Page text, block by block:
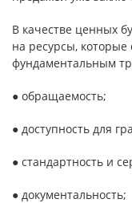
В качестве ценных
на ресурсы,
фундаментальным
● обращаемость;
● доступность для
● стандартность и
● документальность;